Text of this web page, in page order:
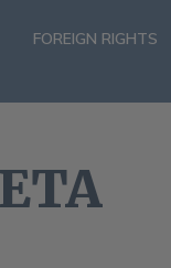
FOREIGN RIGHTS